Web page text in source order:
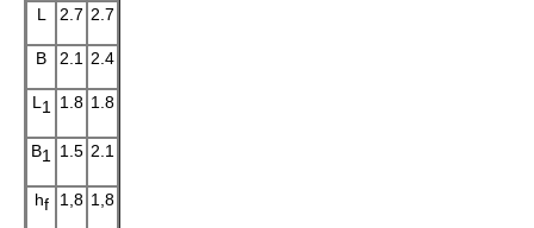
L 2.7 2.7
B 2.1 2.4
L 1 1.8 1.8
B1 1.5 2.1
hf 1,8 1,8